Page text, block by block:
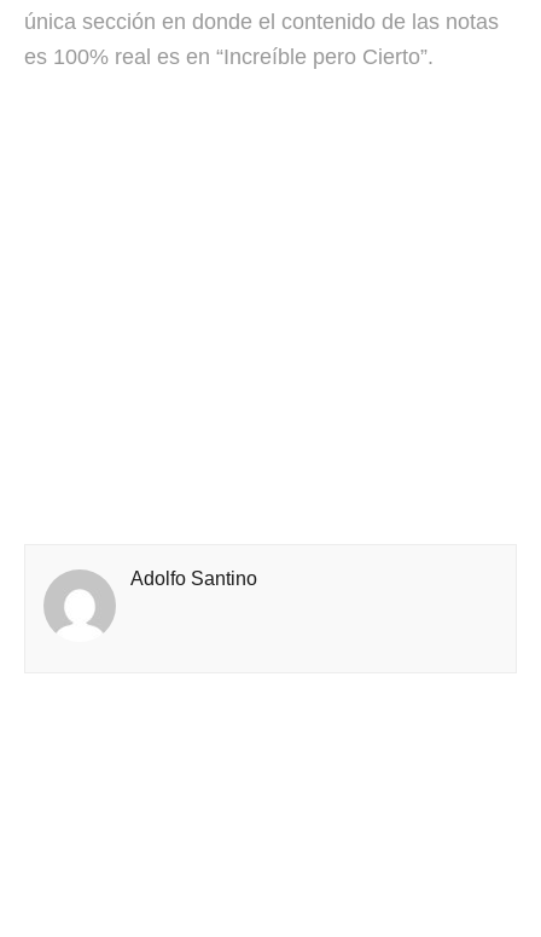
única sección en donde el contenido de las notas
es 100% real es en “Increíble pero Cierto”.
Adolfo Santino